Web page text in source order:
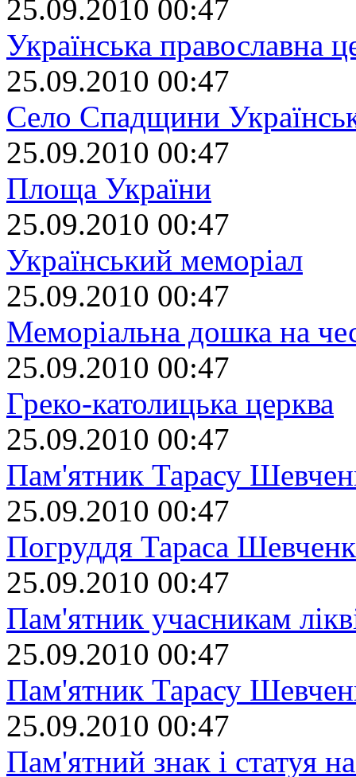
25.09.2010 00:47
Українська православна
25.09.2010 00:47
Село Спадщини
25.09.2010 00:47
Площа України
25.09.2010 00:47
Український меморіал
25.09.2010 00:47
Меморіальна дошка на
25.09.2010 00:47
Греко-католицька церква
25.09.2010 00:47
Пам'ятник Тарасу
25.09.2010 00:47
Погруддя Тараса
25.09.2010 00:47
Пам'ятник учасникам
25.09.2010 00:47
Пам'ятник Тарасу
25.09.2010 00:47
Пам'ятний знак і статуя